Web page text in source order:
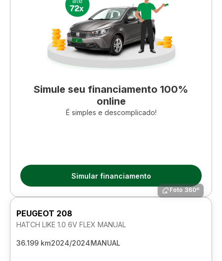
Simule seu financiamento 100%
online
É simples e descomplicado!
Simular financiamento
Foto 360º
PEUGEOT 208
HATCH LIKE 1.0 6V FLEX MANUAL
36.199 km2024/2024MANUAL